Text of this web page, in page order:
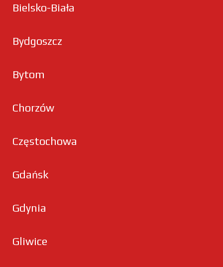
Bielsko-Biała
Bydgoszcz
Bytom
Chorzów
Częstochowa
Gdańsk
Gdynia
Gliwice